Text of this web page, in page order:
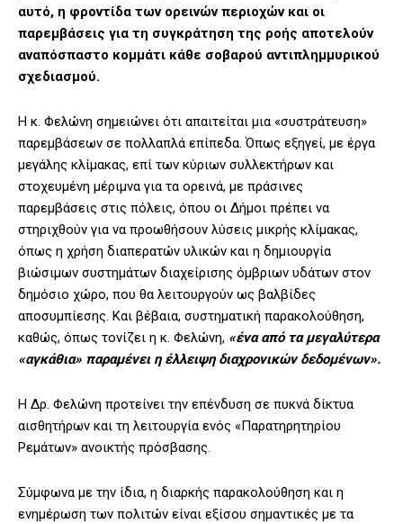
αυτό, η φροντίδα των ορεινών περιοχών και οι
παρεμβάσεις για τη συγκράτηση της ροής αποτελούν
αναπόσπαστο κομμάτι κάθε σοβαρού αντιπλημμυρικού
σχεδιασμού.
Η κ. Φελώνη σημειώνει ότι απαιτείται μια «συστράτευση»
παρεμβάσεων σε πολλαπλά επίπεδα. Όπως εξηγεί, με έργα
μεγάλης κλίμακας, επί των κύριων συλλεκτήρων και
στοχευμένη μέριμνα για τα ορεινά, με πράσινες
παρεμβάσεις στις πόλεις, όπου οι Δήμοι πρέπει να
στηριχθούν για να προωθήσουν λύσεις μικρής κλίμακας,
όπως η χρήση διαπερατών υλικών και η δημιουργία
βιώσιμων συστημάτων διαχείρισης όμβριων υδάτων στον
δημόσιο χώρο, που θα λειτουργούν ως βαλβίδες
αποσυμπίεσης. Και βέβαια, συστηματική παρακολούθηση,
καθώς, όπως τονίζει η κ. Φελώνη, «ένα από τα μεγαλύτερα
«αγκάθια» παραμένει η έλλειψη διαχρονικών δεδομένων».
Η Δρ. Φελώνη προτείνει την επένδυση σε πυκνά δίκτυα
αισθητήρων και τη λειτουργία ενός «Παρατηρητηρίου
Ρεμάτων» ανοικτής πρόσβασης.
Σύμφωνα με την ίδια, η διαρκής παρακολούθηση και η
ενημέρωση των πολιτών είναι εξίσου σημαντικές με τα